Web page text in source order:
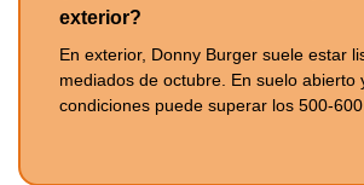
exterior?
En exterior, Donny Burger suele estar
mediados de octubre. En suelo abierto
condiciones puede superar los 500-600